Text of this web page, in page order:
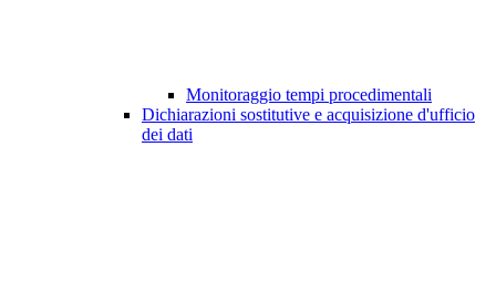
Monitoraggio tempi procedimentali
Dichiarazioni sostitutive e acquisizione d'ufficio
dei dati